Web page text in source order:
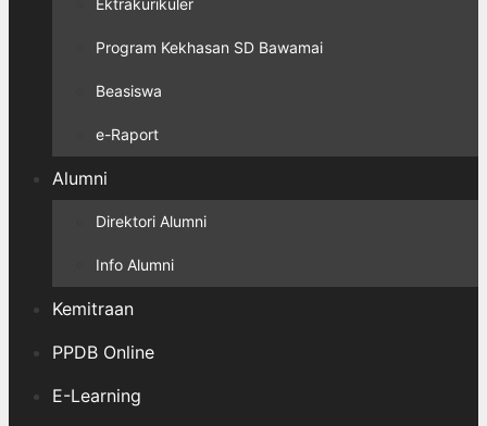
Ektrakurikuler
Program Kekhasan SD Bawamai
Beasiswa
e-Raport
Alumni
Direktori Alumni
Info Alumni
Kemitraan
PPDB Online
E-Learning